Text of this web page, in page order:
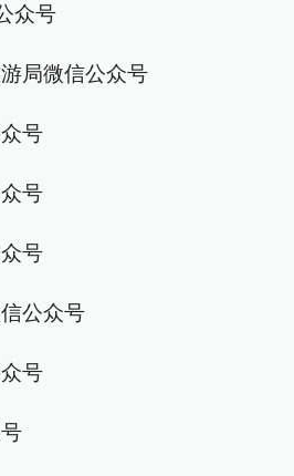
众号
局微信公众号
号
号
号
公众号
号